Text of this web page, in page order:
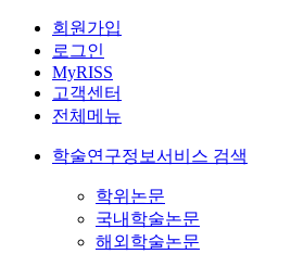
회원가입
로그인
MyRISS
고객센터
전체메뉴
학술연구정보서비스 검색
학위논문
국내학술논문
해외학술논문